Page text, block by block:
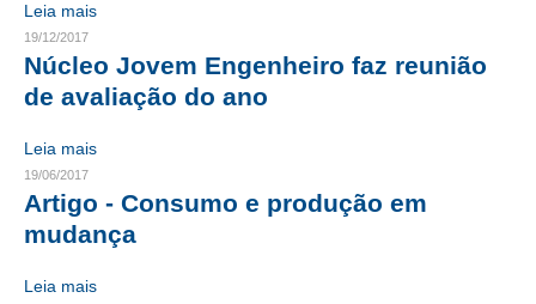
TRANSPARÊNCIA
JURÍDICO
CONSULTORIA
ACORDOS, CONVENÇÕES E DISSÍDIOS
CONTRIBUIÇÕES
CONTRIBUIÇÃO ASSISTENCIAL
Leia mais
19/12/2017
Núcleo Jovem Engenheiro faz reunião
de avaliação do ano
Leia mais
19/06/2017
Artigo - Consumo e produção em
mudança
Leia mais